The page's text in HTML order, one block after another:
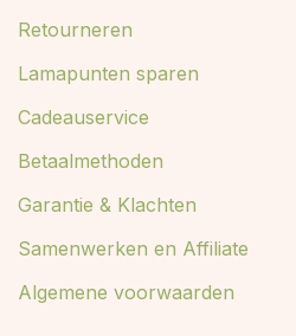
Retourneren
Lamapunten sparen
Cadeauservice
Betaalmethoden
Garantie & Klachten
Samenwerken en Affiliate
Algemene voorwaarden